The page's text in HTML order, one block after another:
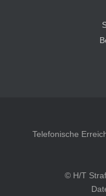
Telefonische
© H/T